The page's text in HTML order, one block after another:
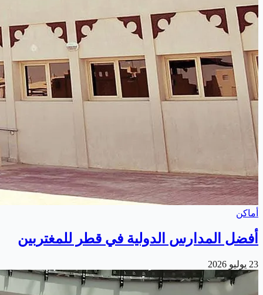
أماكن
أفضل المدارس الدولية في قطر للمغتربين
23 يوليو 2026